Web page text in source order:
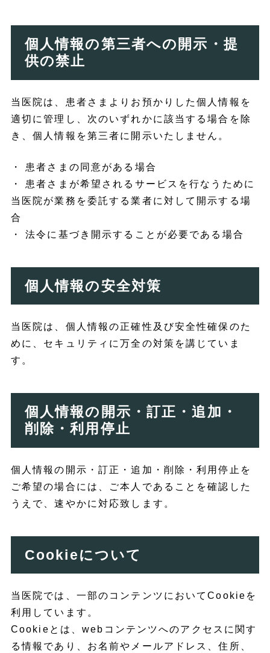
個人情報の第三者への開示・提
供の禁止
当医院は、患者さまよりお預かりした個人情報を
適切に管理し、次のいずれかに該当する場合を除
き、個人情報を第三者に開示いたしません。
患者さまの同意がある場合
患者さまが希望されるサービスを行なうために
当医院が業務を委託する業者に対して開示する場
合
法令に基づき開示することが必要である場合
個人情報の安全対策
当医院は、個人情報の正確性及び安全性確保のた
めに、セキュリティに万全の対策を講じていま
す。
個人情報の開示・訂正・追加・
削除・利用停止
個人情報の開示・訂正・追加・削除・利用停止を
ご希望の場合には、ご本人であることを確認した
うえで、速やかに対応致します。
Cookieについて
当医院では、一部のコンテンツにおいてCookieを
利用しています。
Cookieとは、webコンテンツへのアクセスに関す
る情報であり、お名前やメールアドレス、住所、